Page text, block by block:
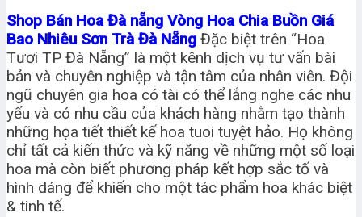
Shop Bán Hoa Đà nẵng Vòng Hoa Chia Buồn Giá
Bao Nhiêu Sơn Trà Đà Nẵng Đặc biệt trên “Hoa
Tươi TP Đà Nẵng” là một kênh dịch vụ tư vấn bài
bản và chuyên nghiệp và tận tâm của nhân viên. Đội
ngũ chuyên gia hoa có tài có thể lắng nghe các nhu
yếu và có nhu cầu của khách hàng nhằm tạo thành
những họa tiết thiết kế hoa tuoi tuyệt hảo. Họ không
chỉ tất cả kiến thức và kỹ năng về những một số loại
hoa mà còn biết phương pháp kết hợp sắc tố và
hình dáng để khiến cho một tác phẩm hoa khác biệt
& tinh tế.